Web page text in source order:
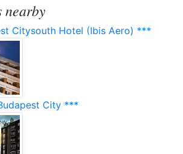
nearby
Citysouth Hotel (Ibis Aero) ***
City ***